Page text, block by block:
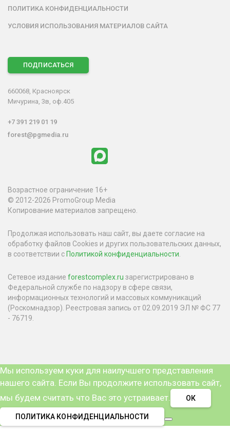
ПОЛИТИКА КОНФИДЕНЦИАЛЬНОСТИ
УСЛОВИЯ ИСПОЛЬЗОВАНИЯ МАТЕРИАЛОВ САЙТА
ПОДПИСАТЬСЯ
660068, Красноярск
Мичурина, 3в, оф.405
+7 391 219 01 19
forest@pgmedia.ru
Возрастное ограничение 16+
© 2012-2026 PromoGroup Media
Копирование материалов запрещено.
Продолжая использовать наш сайт, вы даете согласие на
обработку файлов Cookies и других пользовательских данных,
в соответствии с Политикой конфиденциальности.
Сетевое издание forestcomplex.ru зарегистрировано в
Федеральной службе по надзору в сфере связи,
информационных технологий и массовых коммуникаций
(Роскомнадзор). Реестровая запись от 02.09.2019 ЭЛ № ФС 77
- 76719.
Мы используем куки для наилучшего представления
нашего сайта. Если Вы продолжите использовать сайт,
мы будем считать что Вас это устраивает.
ОК
ПОЛИТИКА КОНФИДЕНЦИАЛЬНОСТИ